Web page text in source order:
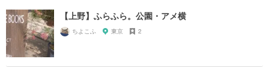
【上野】ふらふら。公園・アメ横
ちよこふ 東京 2